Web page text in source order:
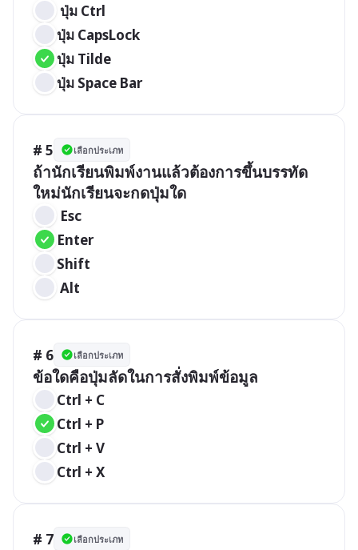
ปุ่ม Ctrl
ปุ่ม CapsLock
ปุ่ม Tilde
ปุ่ม Space Bar
# 5 เลือกประเภท
ถ้านักเรียนพิมพ์งานแล้วต้องการขึ้นบรรทัด
ใหม่นักเรียนจะกดปุ่มใด
Esc
Enter
Shift
Alt
# 6 เลือกประเภท
Ctrl + C
Ctrl + P
Ctrl + V
Ctrl + X
# 7 เลือกประเภท